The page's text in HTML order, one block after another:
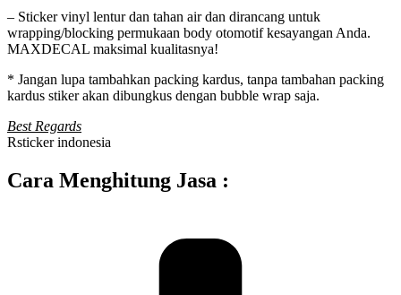
– Sticker vinyl lentur dan tahan air dan dirancang untuk
wrapping/blocking permukaan body otomotif kesayangan Anda.
MAXDECAL maksimal kualitasnya!
* Jangan lupa tambahkan packing kardus, tanpa tambahan packing
kardus stiker akan dibungkus dengan bubble wrap saja.
Best Regards
Rsticker indonesia
Cara Menghitung Jasa :